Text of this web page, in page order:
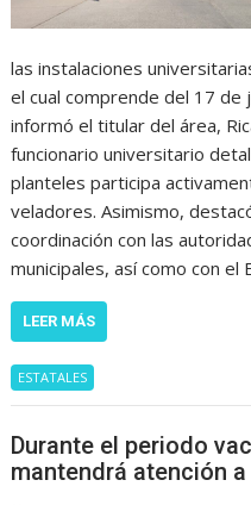
las instalaciones
el cual comprende del 17 de
informó el titular del área,
funcionario universitario
planteles participa
veladores. Asimismo,
coordinación con las
municipales, así como con el
LEER MÁS
ESTATALES
Durante el periodo
mantendrá atención